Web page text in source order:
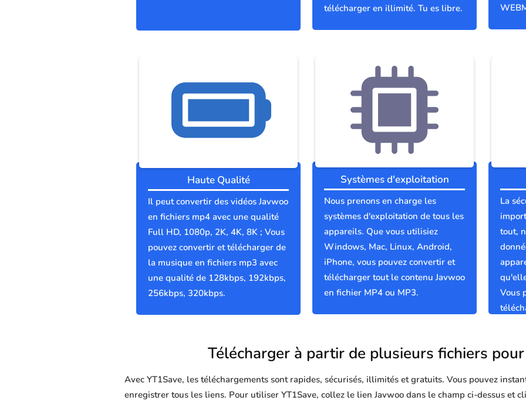
télécharger en illimité. Tu es libre.
Haute Qualité
Il peut convertir des vidéos Javwoo
en fichiers mp4 avec une qualité
Full HD, 1080p, 2K, 4K, 8K ; Vous
pouvez convertir et télécharger de
la musique en fichiers mp3 avec
une qualité de 128kbps, 192kbps,
256kbps, 320kbps.
Systèmes d'exploitation
Nous prenons en charge les
systèmes d'exploitation de tous les
appareils. Que vous utilisiez
Windows, Mac, Linux, Android,
iPhone, vous pouvez convertir et
télécharger tout le contenu Javwoo
en fichier MP4 ou MP3.
La
tout,
Vous
Télécharger à partir de plusieurs fichiers
Avec YT1Save, les téléchargements sont rapides, sécurisés, illimités et gratuits. Vous pouvez
enregistrer tous les liens. Pour utiliser YT1Save, collez le lien Javwoo dans le champ ci-dessus et